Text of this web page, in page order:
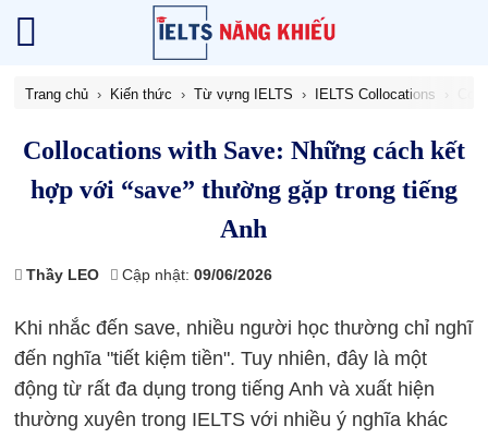
Trang chủ Kiến thức Từ vựng IELTS IELTS Collocations
Collocations with Save: Những cách kết
hợp với “save” thường gặp trong tiếng
Anh
Thầy LEO Cập nhật:09/06/2026
Khi nhắc đến save, nhiều người học thường chỉ nghĩ
đến nghĩa "tiết kiệm tiền". Tuy nhiên, đây là một
động từ rất đa dụng trong tiếng Anh và xuất hiện
thường xuyên trong IELTS với nhiều ý nghĩa khác